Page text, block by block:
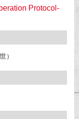
Protocol-
）